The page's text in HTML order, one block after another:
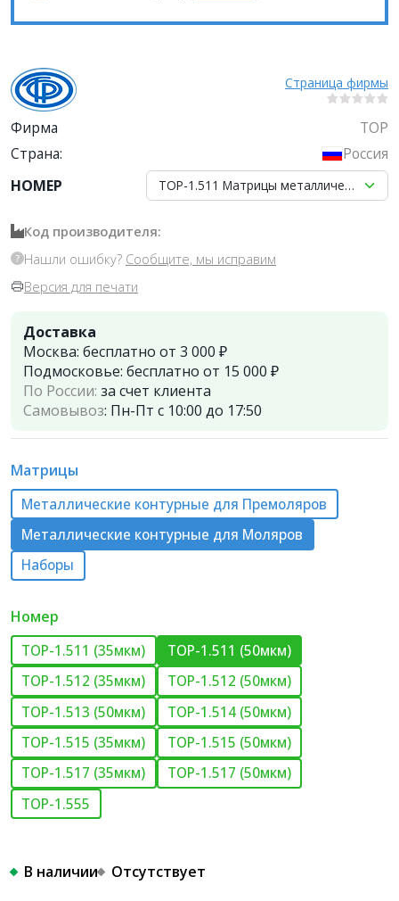
Страница фирмы
Фирма
ТОР
Страна:
Россия
НОМЕР
ТОР-1.511 Матрицы металлические
Код производителя:
Нашли ошибку? Сообщите, мы исправим
Версия для печати
Доставка
Москва: бесплатно от 3 000 ₽
Подмосковье: бесплатно от 15 000 ₽
По России: за счет клиента
Самовывоз: Пн-Пт с 10:00 до 17:50
Матрицы
Металлические контурные для Премоляров
Металлические контурные для Моляров
Наборы
Номер
ТОР-1.511 (35мкм)
ТОР-1.511 (50мкм)
ТОР-1.512 (35мкм)
ТОР-1.512 (50мкм)
ТОР-1.513 (50мкм)
ТОР-1.514 (50мкм)
ТОР-1.515 (35мкм)
ТОР-1.515 (50мкм)
ТОР-1.517 (35мкм)
ТОР-1.517 (50мкм)
ТОР-1.555
В наличии Отсутствует